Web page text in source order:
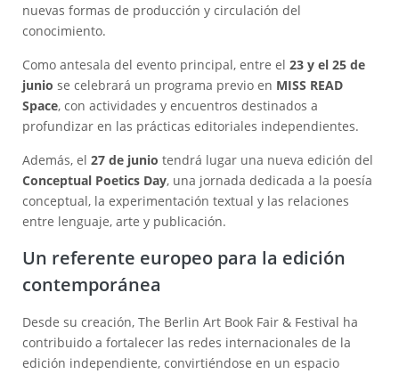
nuevas formas de producción y circulación del
conocimiento.
Como antesala del evento principal, entre el 23 y el 25 de
junio se celebrará un programa previo en MISS READ
Space, con actividades y encuentros destinados a
profundizar en las prácticas editoriales independientes.
Además, el 27 de junio tendrá lugar una nueva edición del
Conceptual Poetics Day, una jornada dedicada a la poesía
conceptual, la experimentación textual y las relaciones
entre lenguaje, arte y publicación.
Un referente europeo para la edición
contemporánea
Desde su creación, The Berlin Art Book Fair & Festival ha
contribuido a fortalecer las redes internacionales de la
edición independiente, convirtiéndose en un espacio